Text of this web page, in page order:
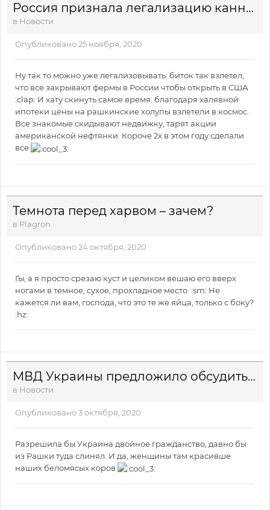
Россия признала легализацию каннабиса угрозой национальной безопасности
в Новости
Опубликовано25 ноября, 2020
Ну так то можно уже легализовывать: биток так взлетел,
что все закрывают фермы в России чтобы открыть в США
:clap: И хату скинуть самое время: благодаря халявной
ипотеки цены на рашкинские холупы взлетели в космос.
Все знакомые скидывают недвижку, тарят акции
американской нефтянки. Короче 2х в этом году сделали
все
Темнота перед харвом – зачем?
в Plagron
Опубликовано24 октября, 2020
Гы, а я просто срезаю куст и целиком вешаю его вверх
ногами в темное, сухое, прохладное место. :sm: Не
кажется ли вам, господа, что это те же яйца, только с боку?
:hz:
МВД Украины предложило обсудить легалайз на референдуме
в Новости
Опубликовано3 октября, 2020
Разрешила бы Украина двойное гражданство, давно бы
из Рашки туда слинял. И да, женщины там красивше
наших беломясых коров